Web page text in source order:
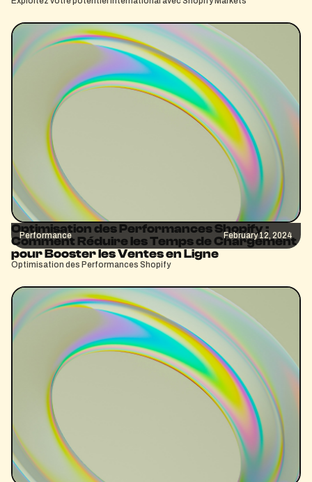
Performance February 12, 2024
Optimisation des Performances Shopify :
Comment Réduire les Temps de Chargement
pour Booster les Ventes en Ligne
Optimisation des Performances Shopify